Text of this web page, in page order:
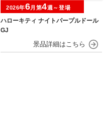
ハローキティ ナイトパープルドール
GJ
2026年6月第4週～登場